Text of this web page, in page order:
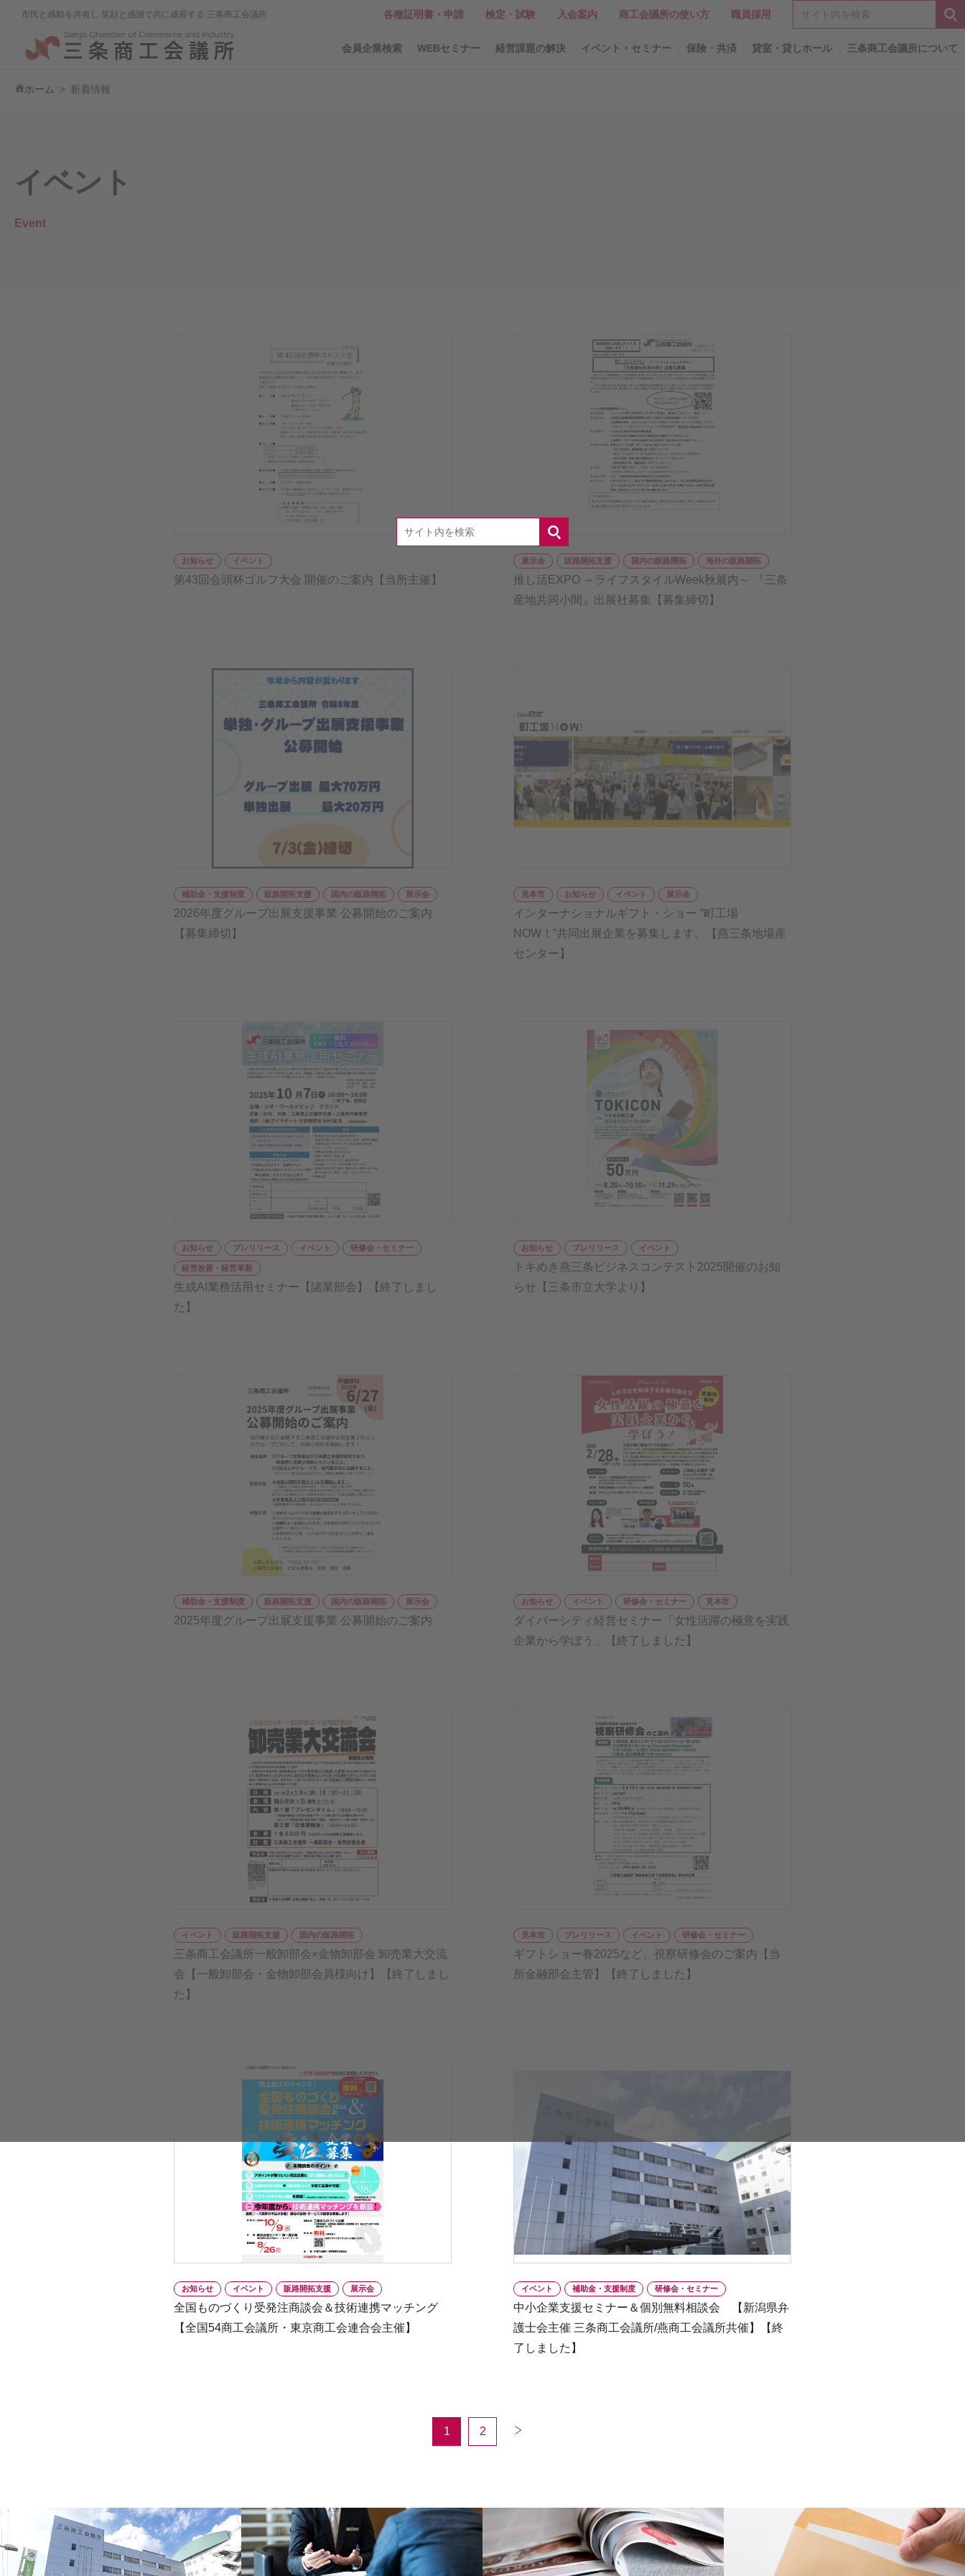
市民と感動を共有し 笑顔と感謝で共に成長する 三条商工会議所 各種証明書・申請 検定・試験 入会案内 商工会議所の使い方 職員採用
会員企業検索 WEBセミナー 経営課題の解決 イベント・セミナー 保険・共済 貸室・貸しホール 三条商工会議所について
ホーム 新着情報
イベント
Event
お知らせ イベント
第43回会頭杯ゴルフ大会 開催のご案内【当所主催】
展示会 販路開拓支援 国内の販路開拓 海外の販路開拓
推し活EXPO ～ライフスタイルWeek秋展内～ 『三条
産地共同小間』出展社募集【募集締切】
補助金・支援制度 販路開拓支援 国内の販路開拓 展示会
2026年度グループ出展支援事業 公募開始のご案内
【募集締切】
見本市 お知らせ イベント 展示会
インターナショナルギフト・ショー “町工場
NOW！”共同出展企業を募集します。【燕三条地場産
センター】
お知らせ プレリリース イベント 研修会・セミナー
経営改善・経営革新
生成AI業務活用セミナー【諸業部会】【終了しまし
た】
お知らせ プレリリース イベント
トキめき燕三条ビジネスコンテスト2025開催のお知
らせ【三条市立大学より】
補助金・支援制度 販路開拓支援 国内の販路開拓 展示会
2025年度グループ出展支援事業 公募開始のご案内
お知らせ イベント 研修会・セミナー 見本市
ダイバーシティ経営セミナー「女性活躍の極意を実践
企業から学ぼう」【終了しました】
イベント 販路開拓支援 国内の販路開拓
三条商工会議所一般卸部会×金物卸部会 卸売業大交流
会【一般卸部会・金物卸部会員様向け】【終了しまし
た】
見本市 プレリリース イベント 研修会・セミナー
ギフトショー春2025など、視察研修会のご案内【当
所金融部会主管】【終了しました】
お知らせ イベント 販路開拓支援 展示会
全国ものづくり受発注商談会＆技術連携マッチング
【全国54商工会議所・東京商工会連合会主催】
イベント 補助金・支援制度 研修会・セミナー
中小企業支援セミナー＆個別無料相談会 【新潟県弁
護士会主催 三条商工会議所/燕商工会議所共催】【終
了しました】
1 2